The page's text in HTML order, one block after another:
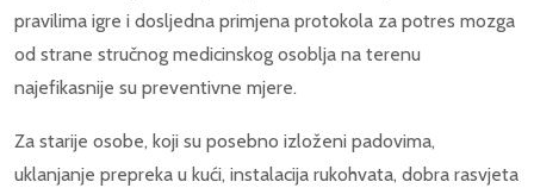
pravilima igre i dosljedna primjena protokola za potres mozga
od strane stručnog medicinskog osoblja na terenu
najefikasnije su preventivne mjere.
Za starije osobe, koji su posebno izloženi padovima,
uklanjanje prepreka u kući, instalacija rukohvata, dobra rasvjeta